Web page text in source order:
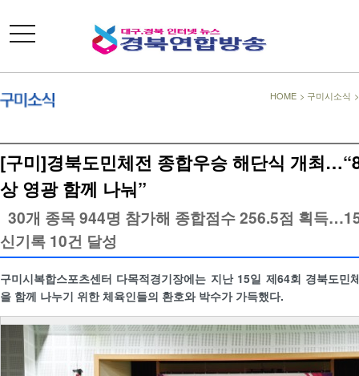
toggle
navigation
HOME > 구미시소식
[구미]경북도민체전 종합우승 해단식 개최
상 영광 함께 나눠”
30개 종목 944명 참가해 종합점수 256.5점 획득
신기록 10건 달성
구미시복합스포츠센터 다목적경기장에는 지난 15일 제64회 경북도민
을 함께 나누기 위한 체육인들의 환호와 박수가 가득했다.